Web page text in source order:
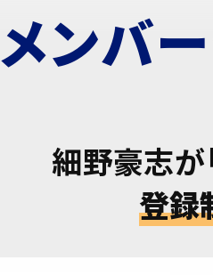
メンバ
細野豪志が
登録